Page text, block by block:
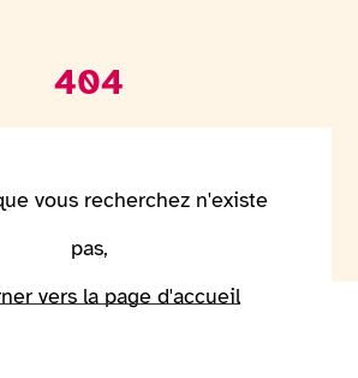
404
vous recherchez n'existe
pas,
vers la page d'accueil